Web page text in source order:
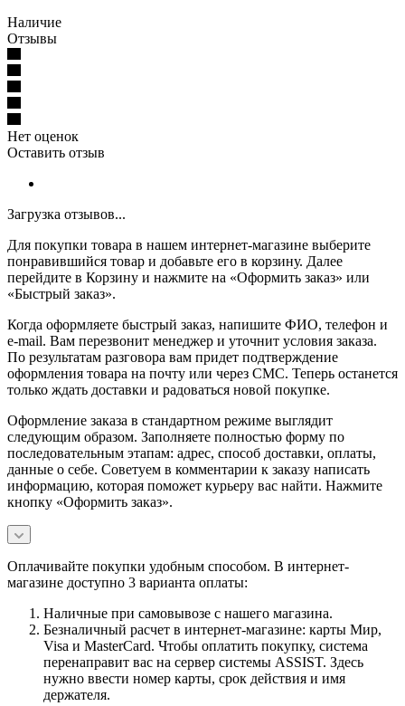
Наличие
Отзывы
Нет оценок
Оставить отзыв
Загрузка отзывов...
Для покупки товара в нашем интернет-магазине выберите
понравившийся товар и добавьте его в корзину. Далее
перейдите в Корзину и нажмите на «Оформить заказ» или
«Быстрый заказ».
Когда оформляете быстрый заказ, напишите ФИО, телефон и
e-mail. Вам перезвонит менеджер и уточнит условия заказа.
По результатам разговора вам придет подтверждение
оформления товара на почту или через СМС. Теперь останется
только ждать доставки и радоваться новой покупке.
Оформление заказа в стандартном режиме выглядит
следующим образом. Заполняете полностью форму по
последовательным этапам: адрес, способ доставки, оплаты,
данные о себе. Советуем в комментарии к заказу написать
информацию, которая поможет курьеру вас найти. Нажмите
кнопку «Оформить заказ».
Оплачивайте покупки удобным способом. В интернет-
магазине доступно 3 варианта оплаты:
Наличные при самовывозе с нашего магазина.
Безналичный расчет в интернет-магазине: карты Мир,
Visa и MasterCard. Чтобы оплатить покупку, система
перенаправит вас на сервер системы ASSIST. Здесь
нужно ввести номер карты, срок действия и имя
держателя.